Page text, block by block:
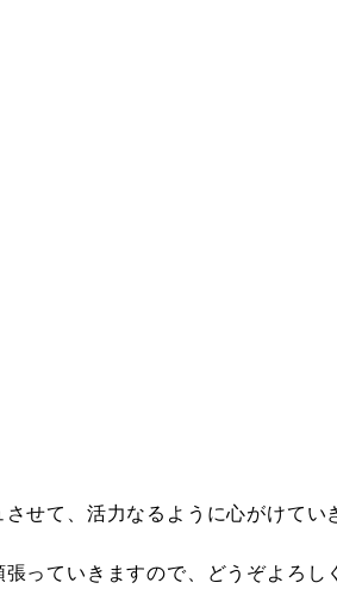
せて、活力なるように心がけてい
っていきますので、どうぞよろし